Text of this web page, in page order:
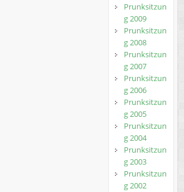
Prunksitzun
g 2009
Prunksitzun
g 2008
Prunksitzun
g 2007
Prunksitzun
g 2006
Prunksitzun
g 2005
Prunksitzun
g 2004
Prunksitzun
g 2003
Prunksitzun
g 2002